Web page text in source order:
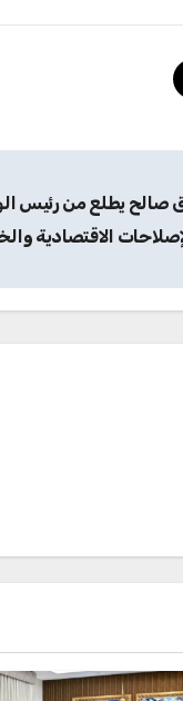
يطلع من رئيس
الاقتصادية